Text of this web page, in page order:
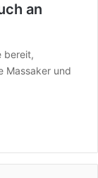
an
bereit,
Massaker und